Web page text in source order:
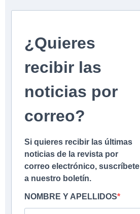
¿Quieres
recibir las
noticias por
correo?
Si quieres recibir las últimas
noticias de la revista por
correo electrónico, suscríbete
a nuestro boletín.
NOMBRE Y APELLIDOS